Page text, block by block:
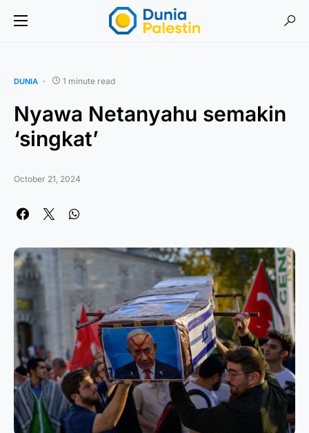
DUNIA 1 minute read
Nyawa Netanyahu semakin
‘singkat’
October 21, 2024